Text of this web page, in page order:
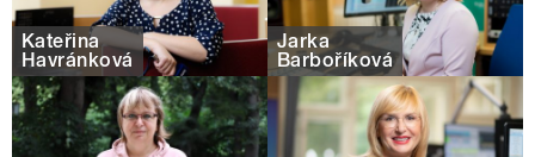
Kateřina
Havránková
Jarka
Barboříková